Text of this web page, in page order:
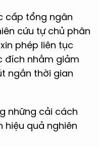
cấp tổng ngân
cứu tự chủ phân
phép liên tục
đích nhằm giảm
ngắn thời gian
những cải cách
hiệu quả nghiên